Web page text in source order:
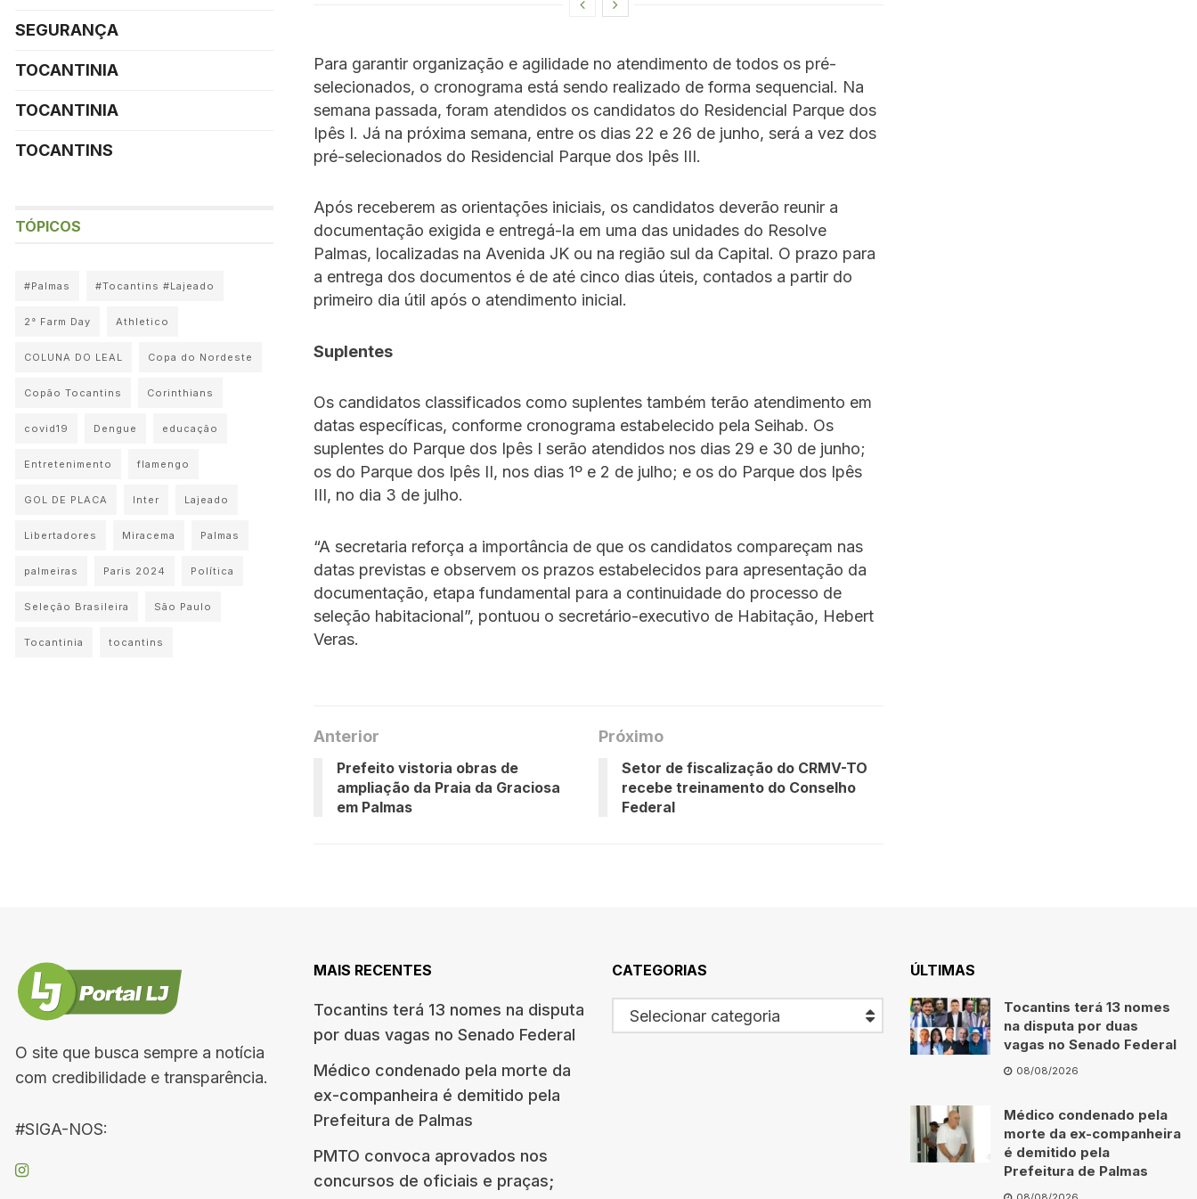
Para garantir organização e agilidade no atendimento de todos os pré-
selecionados, o cronograma está sendo realizado de forma sequencial. Na
semana passada, foram atendidos os candidatos do Residencial Parque dos
Ipês I. Já na próxima semana, entre os dias 22 e 26 de junho, será a vez dos
pré-selecionados do Residencial Parque dos Ipês III.
Após receberem as orientações iniciais, os candidatos deverão reunir a
documentação exigida e entregá-la em uma das unidades do Resolve
Palmas, localizadas na Avenida JK ou na região sul da Capital. O prazo para
a entrega dos documentos é de até cinco dias úteis, contados a partir do
primeiro dia útil após o atendimento inicial.
Suplentes
Os candidatos classificados como suplentes também terão atendimento em
datas específicas, conforme cronograma estabelecido pela Seihab. Os
suplentes do Parque dos Ipês I serão atendidos nos dias 29 e 30 de junho;
os do Parque dos Ipês II, nos dias 1º e 2 de julho; e os do Parque dos Ipês
III, no dia 3 de julho.
“A secretaria reforça a importância de que os candidatos compareçam nas
datas previstas e observem os prazos estabelecidos para apresentação da
documentação, etapa fundamental para a continuidade do processo de
seleção habitacional”, pontuou o secretário-executivo de Habitação, Hebert
Veras.
Anterior
Prefeito vistoria obras de
ampliação da Praia da Graciosa
em Palmas
Próximo
Setor de fiscalização do CRMV-TO
recebe treinamento do Conselho
Federal
SEGURANÇA
TOCANTINIA
TOCANTINIA
TOCANTINS
TÓPICOS
#Palmas #Tocantins #Lajeado
2° Farm Day Athletico
COLUNA DO LEAL Copa do Nordeste
Copão Tocantins Corinthians
covid19 Dengue educação
Entretenimento flamengo
GOL DE PLACA Inter Lajeado
Libertadores Miracema Palmas
palmeiras Paris 2024 Política
Seleção Brasileira São Paulo
Tocantinia tocantins
O site que busca sempre a notícia
com credibilidade e transparência.
#SIGA-NOS:
MAIS RECENTES
Tocantins terá 13 nomes na disputa
por duas vagas no Senado Federal
Médico condenado pela morte da
ex-companheira é demitido pela
Prefeitura de Palmas
PMTO convoca aprovados nos
concursos de oficiais e praças;
CATEGORIAS
Selecionar categoria
ÚLTIMAS
Tocantins terá 13 nomes
na disputa por duas
vagas no Senado Federal
08/08/2026
Médico condenado pela
morte da ex-companheira
é demitido pela
Prefeitura de Palmas